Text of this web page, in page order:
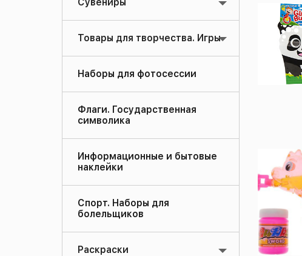
Товары для творчества. Игры
Наборы для фотосессии
Флаги. Государственная
символика
Информационные и бытовые
наклейки
Спорт. Наборы для
болельщиков
Раскраски